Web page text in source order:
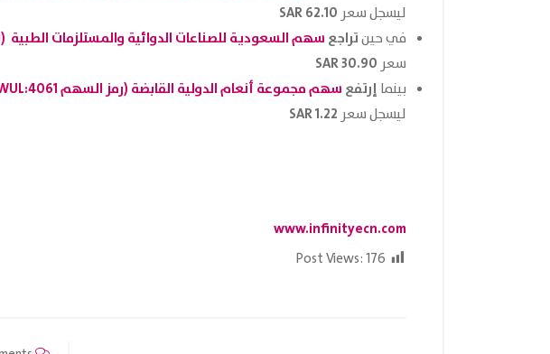
ليسجل سعر 62.10 SAR
في حينتراجع سهم السعودية للصناعات الدوائية والمستلزمات الطبية (2070)
سعر 30.90 SAR
بينما إرتفع سهم مجموعة أنعام الدولية القابضة (رمز السهم TADAWUL:4061
ليسجل سعر 1.22 SAR
www.infinityecn.com
Post Views:176